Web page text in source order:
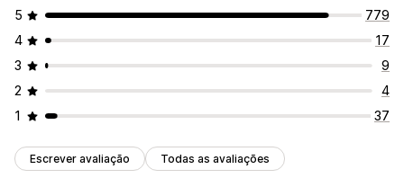
5
779
4
17
3
9
2
4
1
37
Escrever avaliação Todas as avaliações